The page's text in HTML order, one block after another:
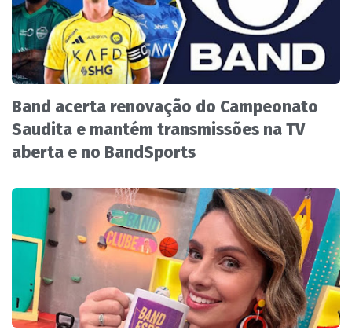
Band acerta renovação do Campeonato
Saudita e mantém transmissões na TV
aberta e no BandSports